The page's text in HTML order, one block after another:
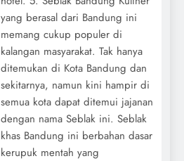
yang berasal dari Bandung ini
memang cukup populer di
kalangan masyarakat. Tak hanya
ditemukan di Kota Bandung dan
sekitarnya, namun kini hampir di
semua kota dapat ditemui jajanan
dengan nama Seblak ini. Seblak
khas Bandung ini berbahan dasar
kerupuk mentah yang